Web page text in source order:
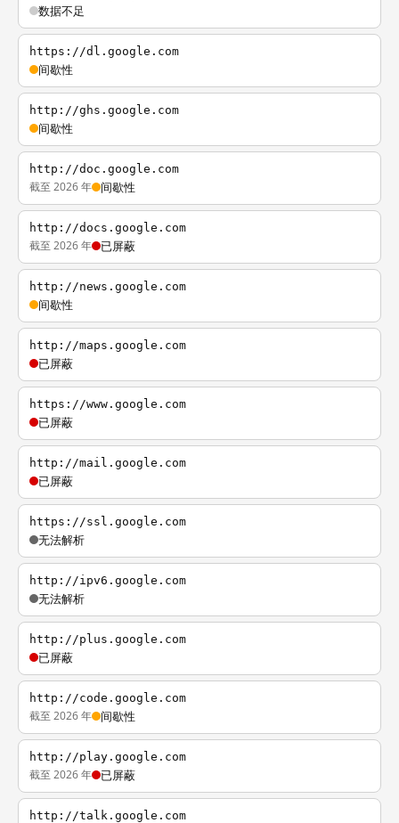
数据不足
https://dl.google.com
间歇性
http://ghs.google.com
间歇性
http://doc.google.com
截至 2026 年 间歇性
http://docs.google.com
截至 2026 年 已屏蔽
http://news.google.com
间歇性
http://maps.google.com
已屏蔽
https://www.google.com
已屏蔽
http://mail.google.com
已屏蔽
https://ssl.google.com
无法解析
http://ipv6.google.com
无法解析
http://plus.google.com
已屏蔽
http://code.google.com
截至 2026 年 间歇性
http://play.google.com
截至 2026 年 已屏蔽
http://talk.google.com